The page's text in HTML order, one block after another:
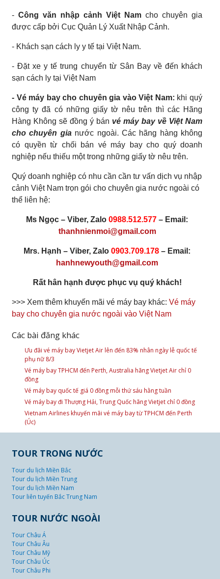
- Công văn nhập cảnh Việt Nam cho chuyên gia
được cấp bởi Cục Quản Lý Xuất Nhập Cảnh.
- Khách sạn cách ly y tế tại Việt Nam.
- Đặt xe y tế trung chuyển từ Sân Bay về đến khách
sạn cách ly tại Việt Nam
- Vé máy bay cho chuyên gia vào Việt Nam: khi quý
công ty đã có những giấy tờ nêu trên thì các Hãng
Hàng Không sẽ đồng ý bán vé máy bay về Việt Nam
cho chuyên gianước ngoài. Các hãng hàng không
có quyền từ chối bán vé máy bay cho quý doanh
nghiệp nếu thiếu một trong những giấy tờ nêu trên.
Quý doanh nghiệp có nhu cần cần tư vấn dịch vụ nhập
cảnh Việt Nam trọn gói cho chuyên gia nước ngoài có
thể liên hệ:
Ms Ngọc – Viber, Zalo 0988.512.577 – Email:
thanhnienmoi@gmail.com
Mrs. Hạnh – Viber, Zalo 0903.709.178 – Email:
hanhnewyouth@gmail.com
Rất hân hạnh được phục vụ quý khách!
>>> Xem thêm khuyến mãi vé máy bay khác: Vé máy
bay cho chuyên gia nước ngoài vào Việt Nam
Các bài đăng khác
Ưu đãi vé máy bay Vietjet Air lên đến 83% nhân ngày lễ quốc tế
phụ nữ 8/3
Vé máy bay TPHCM đến Perth, Australia hãng Vietjet Air chỉ 0
đồng
Vé máy bay quốc tế giá 0 đồng mỗi thứ sáu hằng tuần
Vé máy bay đi Thượng Hải, Trung Quốc hãng Vietjet chỉ 0 đồng
Vietnam Airlines khuyến mãi vé máy bay từ TPHCM đến Perth
(Úc)
TOUR TRONG NƯỚC
Tour du lịch Miền Bắc
Tour du lịch Miền Trung
Tour du lịch Miền Nam
Tour liên tuyến Bắc Trung Nam
TOUR NƯỚC NGOÀI
Tour Châu Á
Tour Châu Âu
Tour Châu Mỹ
Tour Châu Úc
Tour Châu Phi